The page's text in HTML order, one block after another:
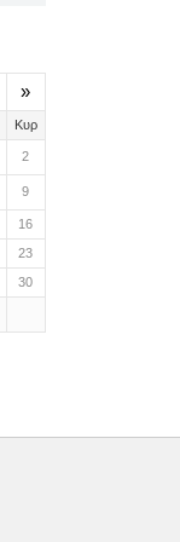
»
Κυρ
2
9
16
23
30